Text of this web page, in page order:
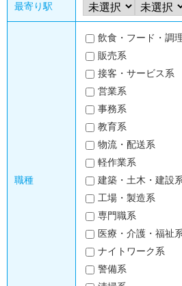
最寄り駅
職種
飲食・フード・調
販売系
接客・サービス系
営業系
事務系
教育系
物流・配送系
軽作業系
建築・土木・建設
工場・製造系
専門職系
医療・介護・福祉
ナイトワーク系
警備系